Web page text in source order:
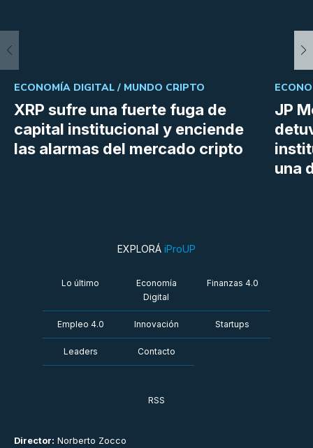
XRP sufre una fuerte fuga de
capital institucional y enciende
las alarmas del mercado cripto
ECONOMÍA DIGITAL / MUNDO CRIPTO
JP
una
Director: Norberto Zocco
EXPLORÁ iProUP
Lo último
Economía
Digital
Finanzas 4.0
Empleo 4.0 Innovación Startups
Leaders Contacto
RSS